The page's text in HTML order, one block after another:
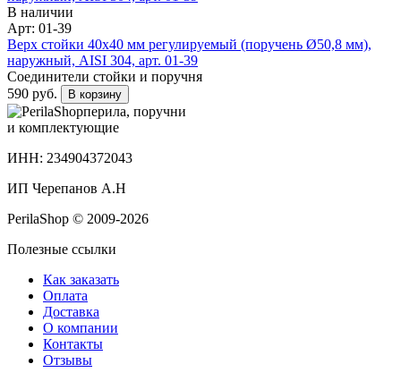
В наличии
Арт: 01-39
Верх стойки 40х40 мм регулируемый (поручень Ø50,8 мм),
наружный, AISI 304, арт. 01-39
Соединители стойки и поручня
590 руб.
В корзину
перила, поручни
и комплектующие
ИНН: 234904372043
ИП Черепанов А.Н
PerilaShop © 2009-2026
Полезные ссылки
Как заказать
Оплата
Доставка
О компании
Контакты
Отзывы